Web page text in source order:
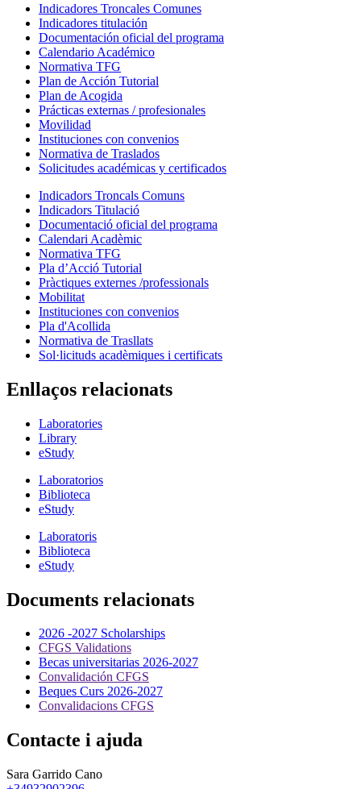
Indicadores Troncales Comunes
Indicadores titulación
Documentación oficial del programa
Calendario Académico
Normativa TFG
Plan de Acción Tutorial
Plan de Acogida
Prácticas externas / profesionales
Movilidad
Instituciones con convenios
Normativa de Traslados
Solicitudes académicas y certificados
Indicadors Troncals Comuns
Indicadors Titulació
Documentació oficial del programa
Calendari Acadèmic
Normativa TFG
Pla d’Acció Tutorial
Pràctiques externes /professionals
Mobilitat
Instituciones con convenios
Pla d'Acollida
Normativa de Trasllats
Sol·licituds acadèmiques i certificats
Enllaços relacionats
Laboratories
Library
eStudy
Laboratorios
Biblioteca
eStudy
Laboratoris
Biblioteca
eStudy
Documents relacionats
2026 -2027 Scholarships
CFGS Validations
Becas universitarias 2026-2027
Convalidación CFGS
Beques Curs 2026-2027
Convalidacions CFGS
Contacte i ajuda
Sara Garrido Cano